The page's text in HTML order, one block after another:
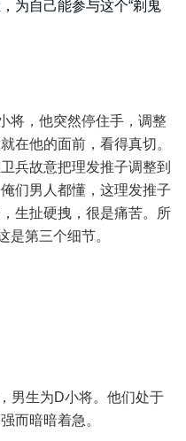
为自己能参与这个“剃鬼
将，他突然停住手，调整
在他的面前，看得真切。
兵故意把理发推子调整到
们男人都懂，这理发推子
生扯硬拽，很是痛苦。所
是第三个细节。
男生为D小将。他们处于
而暗暗着急。